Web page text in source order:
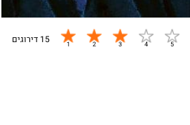
15 דירוגים